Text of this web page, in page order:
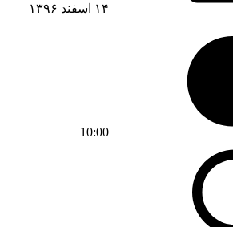
۱۴ اسفند ۱۳۹۶
10:00